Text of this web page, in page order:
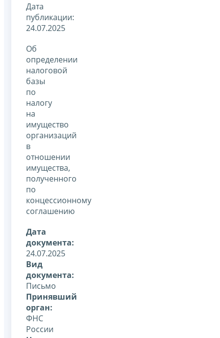
Дата
публикации:
24.07.2025
Об
определении
налоговой
базы
по
налогу
на
имущество
организаций
в
отношении
имущества,
полученного
по
концессионному
соглашению
Дата
документа:
24.07.2025
Вид
документа:
Письмо
Принявший
орган:
ФНС
России